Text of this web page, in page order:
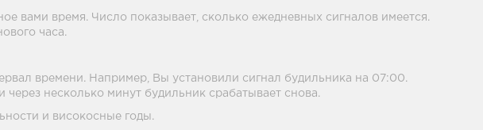
вами время. Число показывает, сколько ежедневных сигналов имеется.
часа.
времени. Например, Вы установили сигнал будильника на 07:00.
несколько минут будильник срабатывает снова.
и високосные годы.